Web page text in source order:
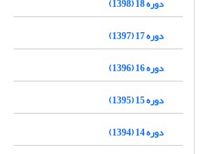
دوره 17 (1397)
دوره 16 (1396)
دوره 15 (1395)
دوره 14 (1394)